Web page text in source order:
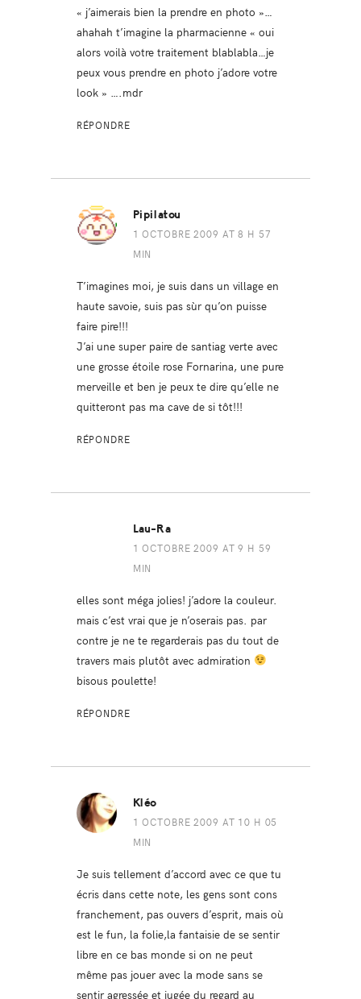
« j’aimerais bien la prendre en photo »…
ahahah t’imagine la pharmacienne « oui
alors voilà votre traitement blablabla…je
peux vous prendre en photo j’adore votre
look » ….mdr
RÉPONDRE
Pipilatou
1 OCTOBRE 2009 AT 8 H 57
MIN
T’imagines moi, je suis dans un village en
haute savoie, suis pas sùr qu’on puisse
faire pire!!!
J’ai une super paire de santiag verte avec
une grosse étoile rose Fornarina, une pure
merveille et ben je peux te dire qu’elle ne
quitteront pas ma cave de si tôt!!!
RÉPONDRE
Lau-Ra
1 OCTOBRE 2009 AT 9 H 59
MIN
elles sont méga jolies! j’adore la couleur.
mais c’est vrai que je n’oserais pas. par
contre je ne te regarderais pas du tout de
travers mais plutôt avec admiration
bisous poulette!
RÉPONDRE
Kléo
1 OCTOBRE 2009 AT 10 H 05
MIN
Je suis tellement d’accord avec ce que tu
écris dans cette note, les gens sont cons
franchement, pas ouvers d’esprit, mais où
est le fun, la folie,la fantaisie de se sentir
libre en ce bas monde si on ne peut
même pas jouer avec la mode sans se
sentir agressée et jugée du regard au